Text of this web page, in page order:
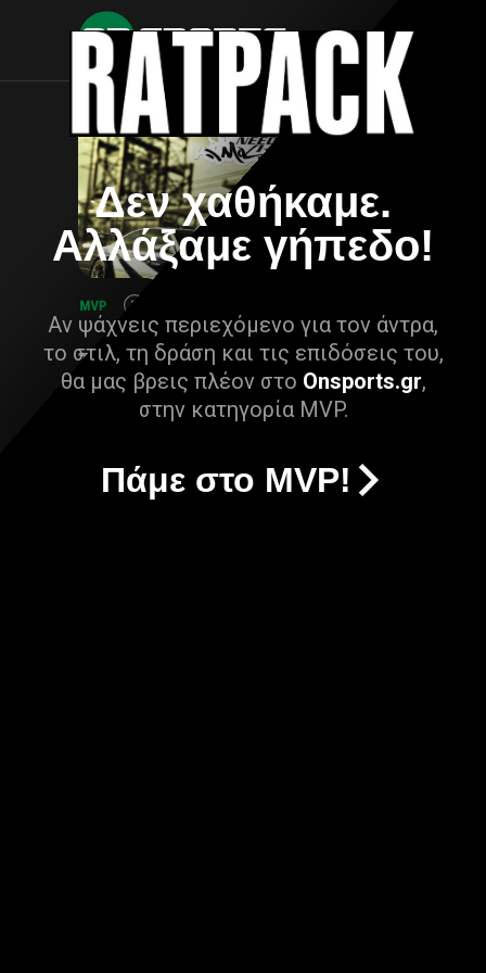
Δεν χαθήκαμε.
Αλλάξαμε γήπεδο!
Αν ψάχνεις περιεχόμενο για τον άντρα,
το στιλ, τη δράση και τις επιδόσεις του,
θα μας βρεις πλέον στο Onsports.gr,
στην κατηγορία MVP.
Πάμε στο MVP!